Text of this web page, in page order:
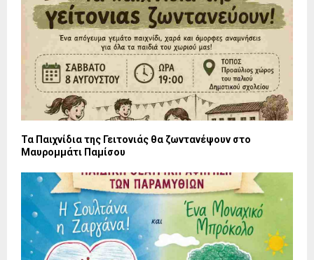
Τα Παιχνίδια της Γειτονιάς θα ζωντανέψουν στο
Μαυρομμάτι Παμίσου